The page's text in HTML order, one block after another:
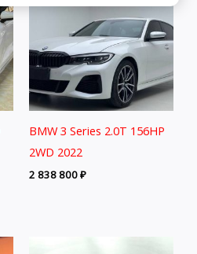
BMW 3 Series 2.0T 156HP
2WD 2022
2 838 800₽